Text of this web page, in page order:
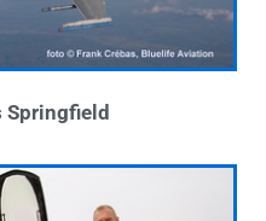
Springfield